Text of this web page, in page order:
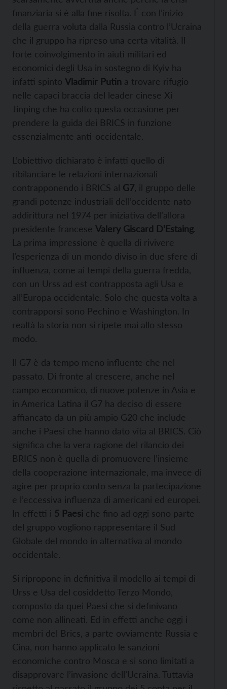
finanziaria si è alla fine risolta. É con l’inizio
della guerra voluta dalla Russia contro l’Ucraina
che il gruppo ha ripreso una certa vitalità. Il
forte coinvolgimento in aiuti militari ed
economici degli Usa in sostegno di Kyiv ha
infatti spinto Vladimir Putin a trovare rifugio
nelle capaci braccia del leader cinese Xi
Jinping che ha colto questa occasione per
prendere la guida dei BRICS in funzione
essenzialmente anti-occidentale.
L’obiettivo dichiarato è infatti quello di
ribilanciare le relazioni internazionali
contrapponendo i BRICS al G7 , il gruppo delle
grandi potenze industriali dell’occidente nato
addirittura nel 1974 per iniziativa dell’allora
presidente francese Valery Giscard D’Estaing.
La prima impressione è quella di rivivere
l’esperienza di un mondo diviso in due sfere di
influenza, come ai tempi della guerra fredda,
con un Urss ad est contrapposta agli Usa e
all’Europa occidentale. Solo che questa volta a
contrapporsi sono Pechino e Washington. In
realtà la storia non si ripete mai allo stesso
modo.
Il G7 è da tempo meno influente che nel
passato. Di fronte al crescere, anche nel
campo economico, di nuove potenze in Asia e
in America Latina il G7 ha deciso di essere
affiancato da un più ampio G20 che include
anche i Paesi che hanno dato vita al BRICS. Ciò
significa che la vera ragione del rilancio dei
BRICS non è quella di promuovere l’insieme
della cooperazione internazionale, ma invece di
agire per proprio conto senza la partecipazione
e l’eccessiva influenza di americani ed europei.
In effetti i 5 Paesi che fino ad oggi sono parte
del gruppo vogliono rappresentare il Sud
Globale del mondo in alternativa al mondo
occidentale.
Si ripropone in definitiva il modello ai tempi di
Urss e Usa del cosiddetto Terzo Mondo,
composto da quei Paesi che si definivano
come non allineati. Ed in effetti anche oggi i
membri del Brics, a parte ovviamente Russia e
Cina, non hanno applicato le sanzioni
economiche contro Mosca e si sono limitati a
disapprovare l’invasione dell’Ucraina. Tuttavia